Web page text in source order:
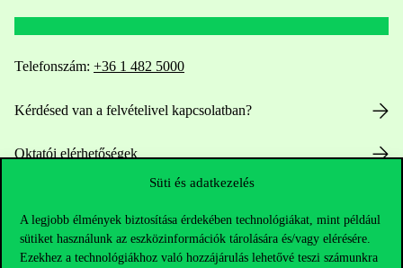
Süti és adatkezelés
A legjobb élmények biztosítása érdekében technológiákat, mint például
sütiket használunk az eszközinformációk tárolására és/vagy elérésére.
Ezekhez a technológiákhoz való hozzájárulás lehetővé teszi számunkra
Telefonszám: +36 1 482 5000
Kérdésed van a felvételivel kapcsolatban?
Oktatói elérhetőségek
Sajtó:press@uni-corvinus.hu